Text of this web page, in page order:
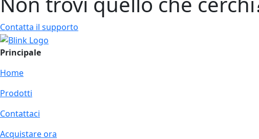
Contatta il supporto
Principale
Home
Prodotti
Contattaci
Acquistare ora